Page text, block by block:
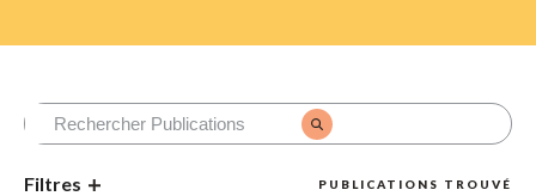
PUBLICATIONS TROUVÉ
Filtres